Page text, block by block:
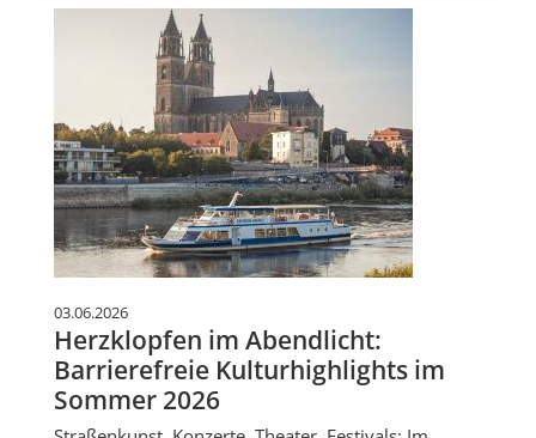
03.06.2026
Herzklopfen im Abendlicht:
Barrierefreie Kulturhighlights im
Sommer 2026